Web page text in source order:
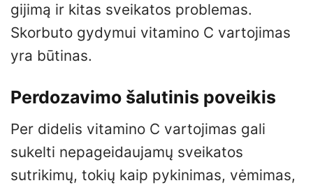
gijimą ir kitas sveikatos problemas.
Skorbuto gydymui vitamino C vartojimas
yra būtinas.
Perdozavimo šalutinis poveikis
Per didelis vitamino C vartojimas gali
sukelti nepageidaujamų sveikatos
sutrikimų, tokių kaip pykinimas, vėmimas,